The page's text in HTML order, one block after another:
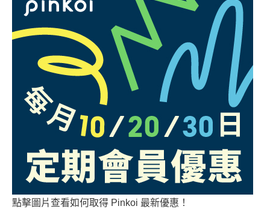
點擊圖片查看如何取得 Pinkoi 最新優惠！